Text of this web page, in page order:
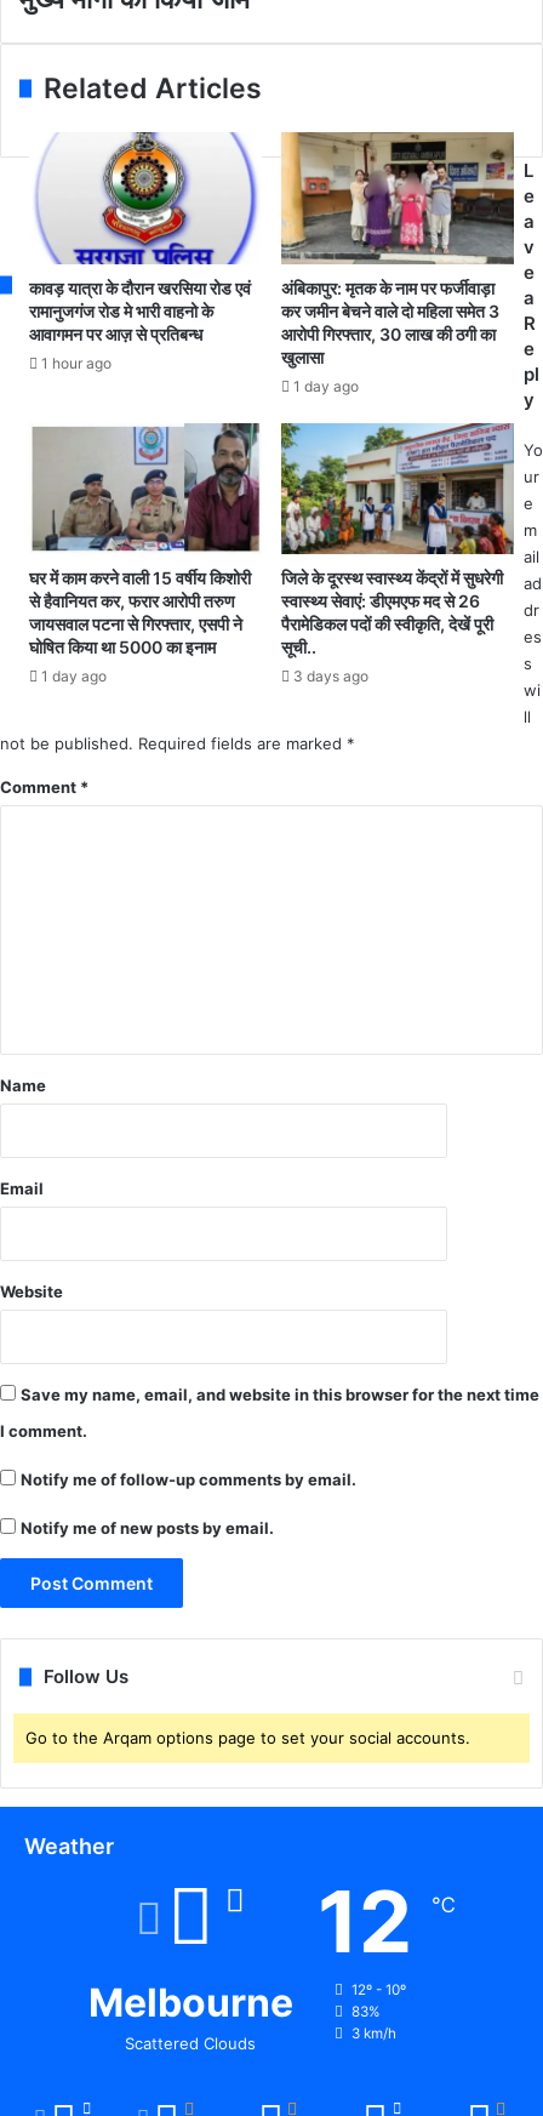
a
भै
या
स
ल्ला
ब्जा
को
क
ग्रा
भा
को
अ
धि
का
क्रो
शि
त
कि
या
जा
Related Articles
कावड़ यात्रा के दौरान खरसिया रोड एवं
रामानुजगंज रोड मे भारी वाहनो के
आवागमन पर आज़ से प्रतिबन्ध
1 hour ago
अंबिकापुर: मृतक के नाम पर फर्जीवाड़ा
कर जमीन बेचने वाले दो महिला समेत 3
आरोपी गिरफ्तार, 30 लाख की ठगी का
खुलासा
1 day ago
घर में काम करने वाली 15 वर्षीय किशोरी
से हैवानियत कर, फरार आरोपी तरुण
जायसवाल पटना से गिरफ्तार, एसपी ने
घोषित किया था 5000 का इनाम
1 day ago
जिले के दूरस्थ स्वास्थ्य केंद्रों में सुधरेगी
स्वास्थ्य सेवाएं: डीएमएफ मद से 26
पैरामेडिकल पदों की स्वीकृति, देखें पूरी
सूची..
3 days ago
L
e
a
v
e
a
R
e
pl
y
Yo
ur
e
m
ail
ad
dr
es
s
wi
ll
not be published. Required fields are marked *
Comment *
Name
Email
Website
Save my name, email, and website in this browser for the next time
I comment.
Notify me of follow-up comments by email.
Notify me of new posts by email.
Follow Us
Go to the Arqam options page to set your social accounts.
Weather
Melbourne
Scattered Clouds
12 ℃
12º - 10º
83%
3 km/h